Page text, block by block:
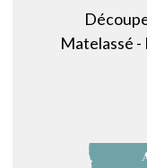
Matelassé -